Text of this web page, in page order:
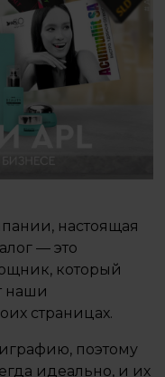
настоящая
— это
который
наши
страницах.
поэтому
идеально, и их